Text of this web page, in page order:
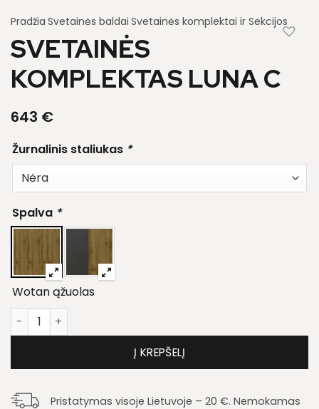
Pradžia Svetainės baldai Svetainės komplektai ir Sekcijos
SVETAINĖS
KOMPLEKTAS LUNA C
643 €
Žurnalinis staliukas *
Spalva *
Wotan ąžuolas
produkto kiekis: Svetainės komplektas Luna c
Į KREPŠELĮ
Pristatymas visoje Lietuvoje – 20 €. Nemokamas